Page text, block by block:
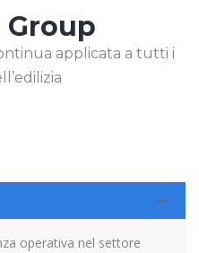
Group
applicata a tutti i
operativa nel settore